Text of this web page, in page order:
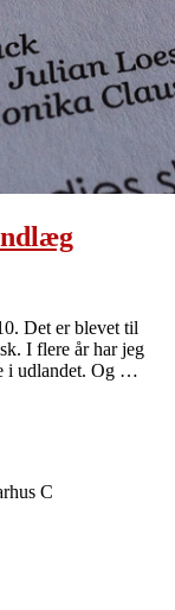
Det er blevet til
I flere år har jeg
i udlandet. Og …
C